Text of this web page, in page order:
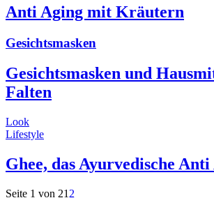
Anti Aging mit Kräutern
Gesichtsmasken
Gesichtsmasken und
Falten
Look
Lifestyle
Ghee, das Ayurvedische
Seite 1 von 21 2